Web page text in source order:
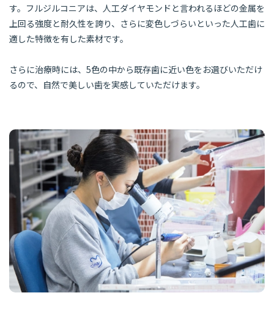
す。フルジルコニアは、人工ダイヤモンドと言われるほどの金属を
上回る強度と耐久性を誇り、さらに変色しづらいといった人工歯に
適した特徴を有した素材です。
さらに治療時には、5色の中から既存歯に近い色をお選びいただけ
るので、自然で美しい歯を実感していただけます。